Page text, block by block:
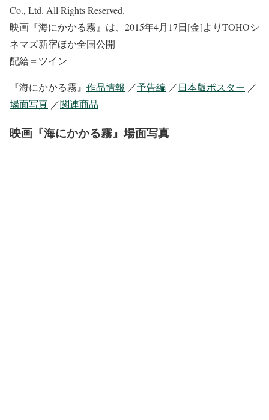
Co., Ltd. All Rights Reserved.
映画『海にかかる霧』は、2015年4月17日[金]よりTOHOシ
ネマズ新宿ほか全国公開
配給＝ツイン
『海にかかる霧』 作品情報 ／予告編 ／日本版ポスター ／
場面写真 ／関連商品
映画『海にかかる霧』場面写真